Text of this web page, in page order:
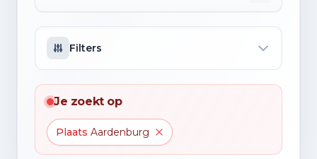
Filters
Je zoekt op
Plaats Aardenburg